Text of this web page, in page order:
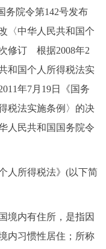
图说互动
人文北京
视频北京
РУССКИЙ ЯЗЫК
务院令第142号发布
〈中华人民共和国个
修订 根据2008年2
和国个人所得税法实
年7月19日《国务
税法实施条例〉的决
人民共和国国务院令
人所得税法》(以下简
境内有住所，是指因
内习惯性居住；所称